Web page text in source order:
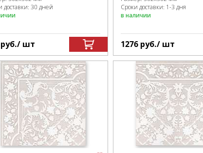
доставки: 30 дней
руб./ шт
Сроки доставки: 1-3 дня
в наличии
1276 руб./ шт